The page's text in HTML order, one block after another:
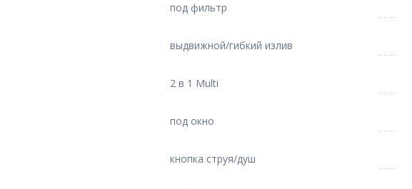
под фильтр
выдвижной/гибкий излив
2 в 1 Multi
под окно
кнопка струя/душ